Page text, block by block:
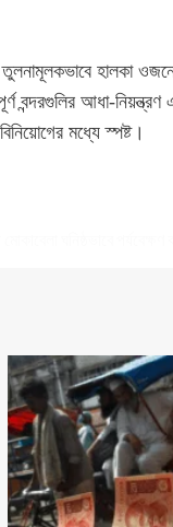
তুলনামূলকভাবে হালকা
আধা-নিয়ন্ত্রণ
মধ্যে স্পষ্ট।